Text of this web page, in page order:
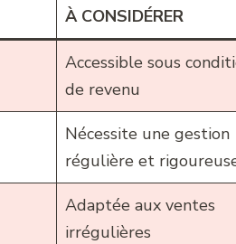
À CONSIDÉRER
Accessible sous
de revenu
Nécessite une gestion
régulière et
Adaptée aux ventes
irrégulières